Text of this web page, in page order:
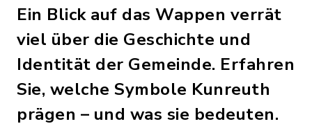
Ein Blick auf das Wappen verrät
viel über die Geschichte und
Identität der Gemeinde. Erfahren
Sie, welche Symbole Kunreuth
prägen – und was sie bedeuten.